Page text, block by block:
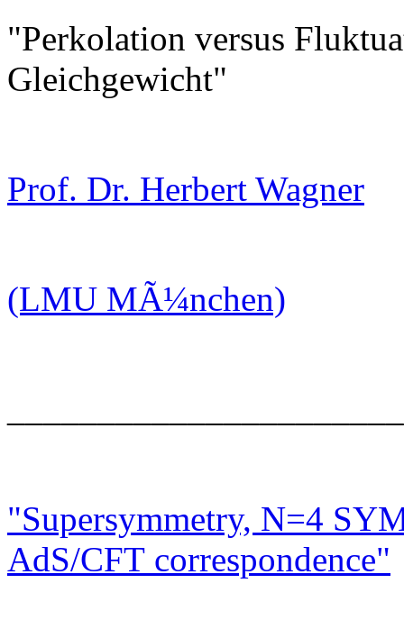
"Perkolation versus
Gleichgewicht"
Prof. Dr. Herbert Wagner
(LMU MÃ¼nchen)
"Supersymmetry, N=4
AdS/CFT correspondence"